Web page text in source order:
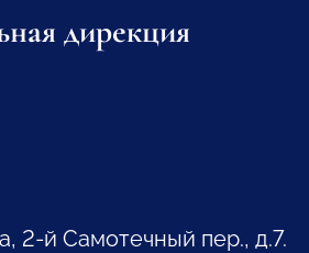
дирекция
2-й Самотечный пер., д.7.